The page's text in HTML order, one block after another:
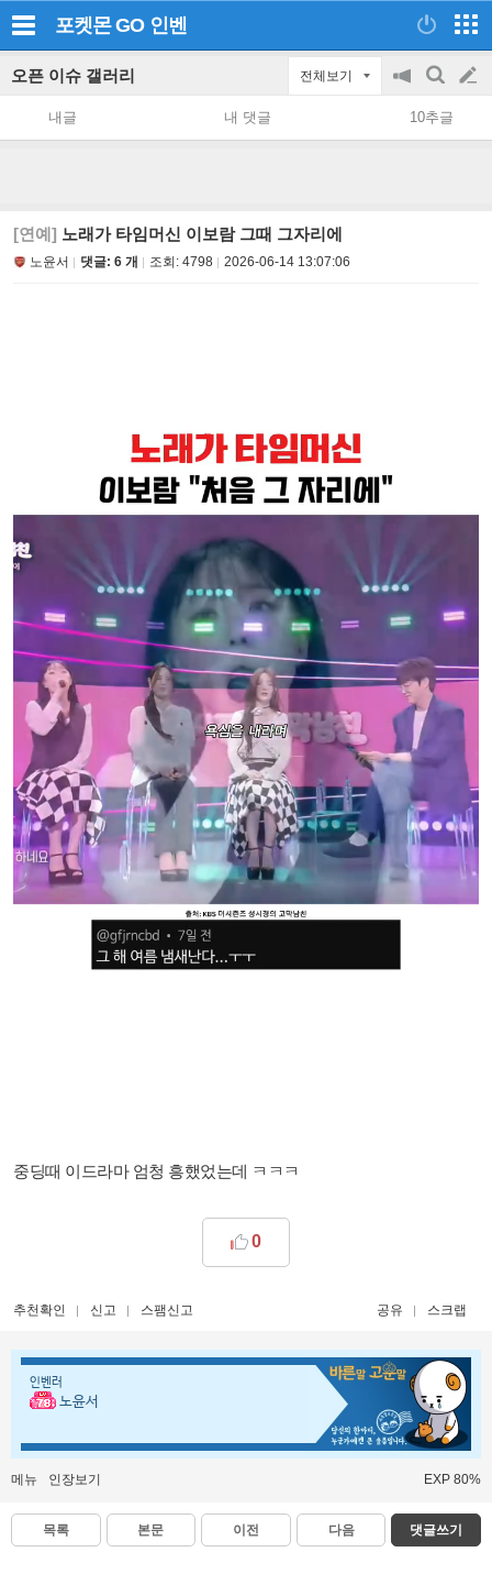
포켓몬 GO 인벤
오픈 이슈 갤러리 전체보기
공
지
on/off
검
색
글
쓰
내글 내 댓글 10추글
[연예] 노래가 타임머신 이보람 그때 그자리에
노윤서 댓글: 6 개 조회: 4798 2026-06-14 13:07:06
중딩때 이드라마 엄청 흥했었는데 ㅋㅋㅋ
0
추천확인 신고 스팸신고 공유 스크랩
인벤러
노윤서
메뉴 인장보기 EXP 80%
목록 본문 이전 다음 댓글쓰기